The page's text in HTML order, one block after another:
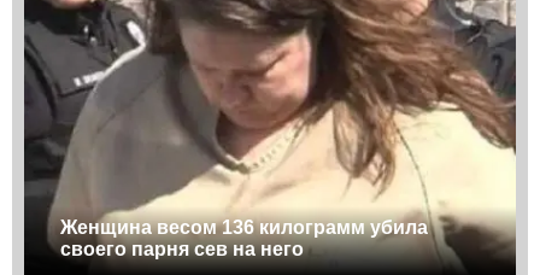
Женщина весом 136 килограмм убила
своего парня сев на него